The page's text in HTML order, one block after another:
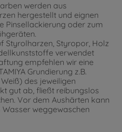
werden aus
hergestellt und eignen
Pinsellackierung oder zum
Styrolharzen, Styropor, Holz
verwendet
empfehlen wir eine
Grundierung z.B.
des jeweiligen
gut ab, fließt reibungslos
Vor dem Aushärten kann
weggewaschen